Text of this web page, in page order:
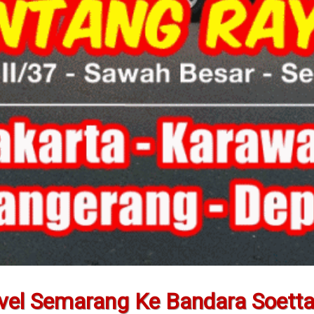
Semarang Ke Bandara